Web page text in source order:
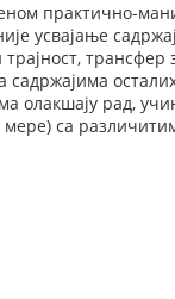
практично-
усвајање
олакшају рад,
са